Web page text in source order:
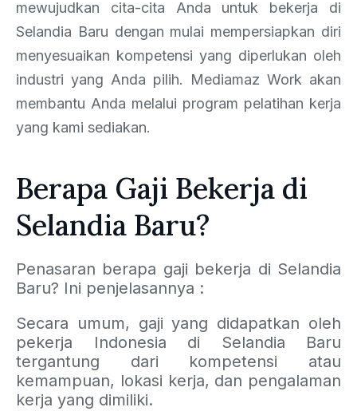
mewujudkan cita-cita Anda untuk bekerja di
Selandia Baru dengan mulai mempersiapkan diri
menyesuaikan kompetensi yang diperlukan oleh
industri yang Anda pilih. Mediamaz Work akan
membantu Anda melalui program pelatihan kerja
yang kami sediakan.
Berapa Gaji Bekerja di
Selandia Baru?
Penasaran berapa gaji bekerja di Selandia
Baru? Ini penjelasannya :
Secara umum, gaji yang didapatkan oleh
pekerja Indonesia di Selandia Baru
tergantung dari kompetensi atau
kemampuan, lokasi kerja, dan pengalaman
kerja yang dimiliki.